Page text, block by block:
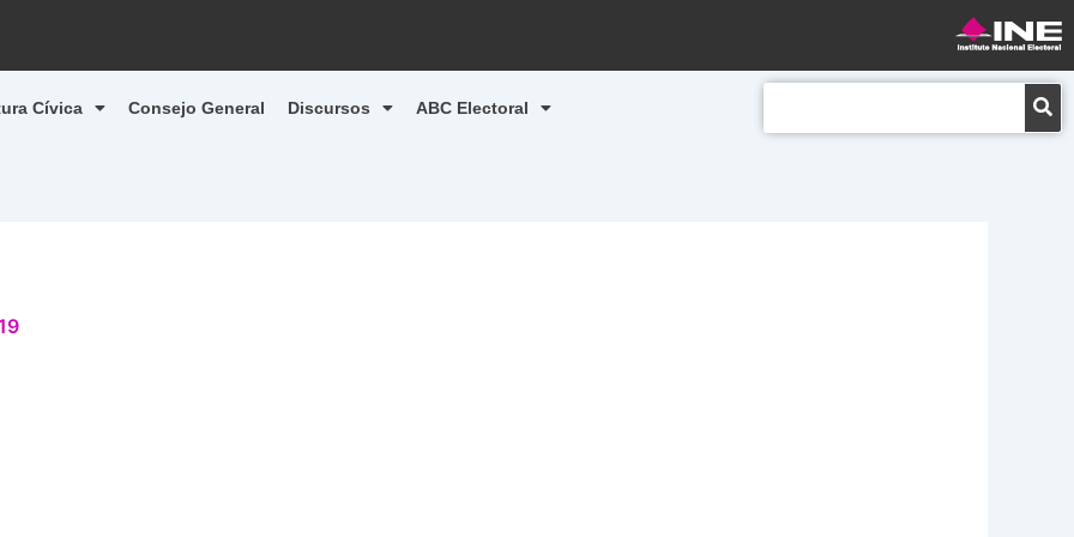
Cívica Consejo General Discursos ABC Electoral